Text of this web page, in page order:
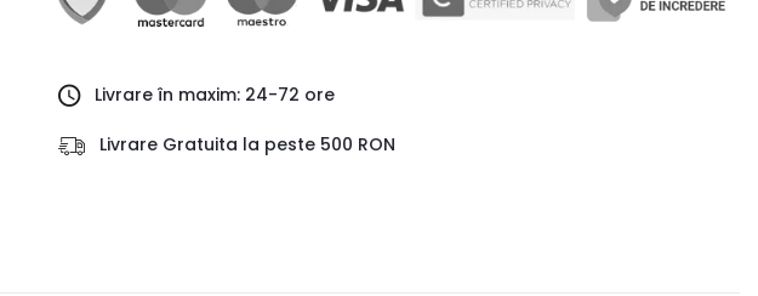
Livrare în maxim: 24-72 ore
Livrare Gratuita la peste 500 RON